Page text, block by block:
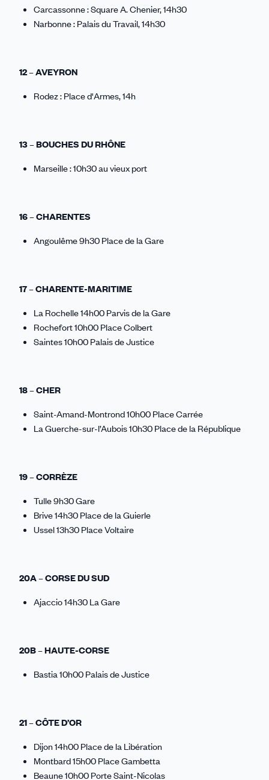
Carcassonne : Square A. Chenier, 14h30
Narbonne : Palais du Travail, 14h30
12 – AVEYRON
Rodez : Place d'Armes, 14h
13 – BOUCHES DU RHÔNE
Marseille : 10h30 au vieux port
16 – CHARENTES
Angoulême 9h30 Place de la Gare
17 – CHARENTE-MARITIME
La Rochelle 14h00 Parvis de la Gare
Rochefort 10h00 Place Colbert
Saintes 10h00 Palais de Justice
18 – CHER
Saint-Amand-Montrond 10h00 Place Carrée
La Guerche-sur-l’Aubois 10h30 Place de la République
19 – CORRÈZE
Tulle 9h30 Gare
Brive 14h30 Place de la Guierle
Ussel 13h30 Place Voltaire
20A – CORSE DU SUD
Ajaccio 14h30 La Gare
20B – HAUTE-CORSE
Bastia 10h00 Palais de Justice
21 – CÔTE D’OR
Dijon 14h00 Place de la Libération
Montbard 15h00 Place Gambetta
Beaune 10h00 Porte Saint-Nicolas